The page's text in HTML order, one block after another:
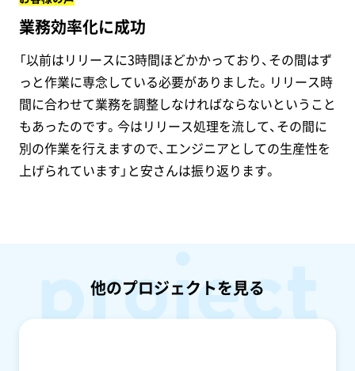
業務効率化に成功
「以前はリリースに3時間ほどかかっており、その間はず
っと作業に専念している必要がありました。リリース時
間に合わせて業務を調整しなければならないということ
もあったのです。今はリリース処理を流して、その間に
別の作業を行えますので、エンジニアとしての生産性を
上げられています」と安さんは振り返ります。
project
他のプロジェクトを見る